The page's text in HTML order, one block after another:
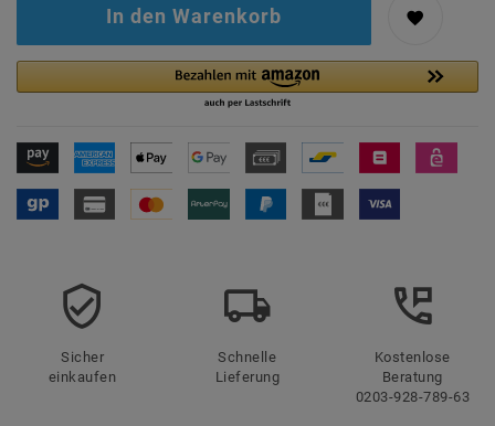
In den Warenkorb
Sicher
einkaufen
Schnelle
Lieferung
Kostenlose
Beratung
0203-928-789-63